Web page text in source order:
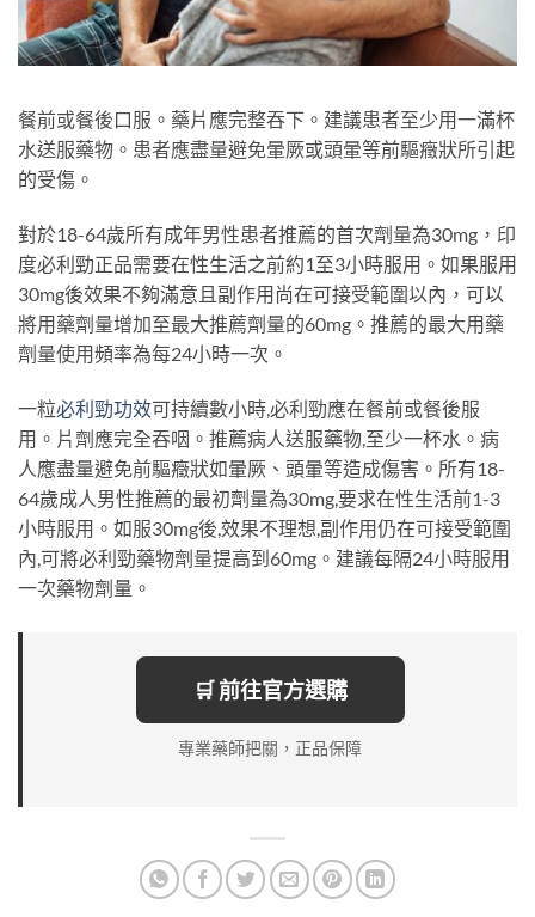
餐前或餐後口服。藥片應完整吞下。建議患者至少用一滿杯
水送服藥物。患者應盡量避免暈厥或頭暈等前驅癥狀所引起
的受傷。
對於18-64歲所有成年男性患者推薦的首次劑量為30mg，印
度必利勁正品需要在性生活之前約1至3小時服用。如果服用
30mg後效果不夠滿意且副作用尚在可接受範圍以內，可以
將用藥劑量增加至最大推薦劑量的60mg。推薦的最大用藥
劑量使用頻率為每24小時一次。
一粒必利勁功效可持續數小時,必利勁應在餐前或餐後服
用。片劑應完全吞咽。推薦病人送服藥物,至少一杯水。病
人應盡量避免前驅癥狀如暈厥、頭暈等造成傷害。所有18-
64歲成人男性推薦的最初劑量為30mg,要求在性生活前1-3
小時服用。如服30mg後,效果不理想,副作用仍在可接受範圍
內,可將必利勁藥物劑量提高到60mg。建議每隔24小時服用
一次藥物劑量。
🛒 前往官方選購
專業藥師把關，正品保障